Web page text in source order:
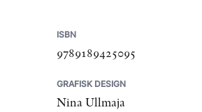
ISBN
9789189425095
GRAFISK DESIGN
Nina Ullmaja